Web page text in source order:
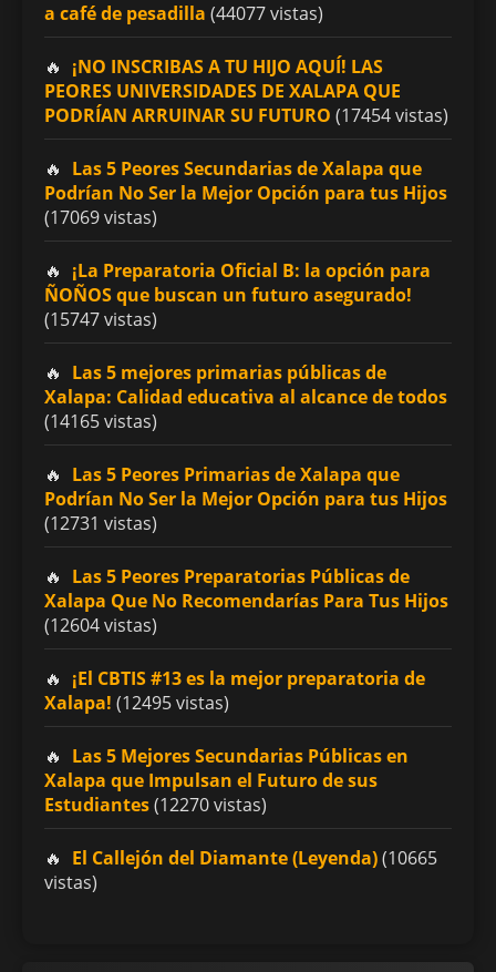
a café de pesadilla (44077 vistas)
¡NO INSCRIBAS A TU HIJO AQUÍ! LAS
PEORES UNIVERSIDADES DE XALAPA QUE
PODRÍAN ARRUINAR SU FUTURO (17454 vistas)
Las 5 Peores Secundarias de Xalapa que
Podrían No Ser la Mejor Opción para tus Hijos
(17069 vistas)
¡La Preparatoria Oficial B: la opción para
ÑOÑOS que buscan un futuro asegurado!
(15747 vistas)
Las 5 mejores primarias públicas de
Xalapa: Calidad educativa al alcance de todos
(14165 vistas)
Las 5 Peores Primarias de Xalapa que
Podrían No Ser la Mejor Opción para tus Hijos
(12731 vistas)
Las 5 Peores Preparatorias Públicas de
Xalapa Que No Recomendarías Para Tus Hijos
(12604 vistas)
¡El CBTIS #13 es la mejor preparatoria de
Xalapa! (12495 vistas)
Las 5 Mejores Secundarias Públicas en
Xalapa que Impulsan el Futuro de sus
Estudiantes(12270 vistas)
El Callejón del Diamante (Leyenda)(10665
vistas)